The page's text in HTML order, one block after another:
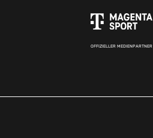
OFFIZIELLER MEDIENPARTNER